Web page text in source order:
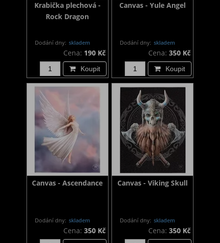
Krabička plechová -
Rock Dragon
Dodání dny: skladem
Cena: 190 Kč
Koupit
Canvas - Yule Angel
Dodání dny: skladem
Cena: 350 Kč
Koupit
Canvas - Ascendance
Dodání dny: skladem
Cena: 350 Kč
Canvas - Viking Skull
Dodání dny: skladem
Cena: 350 Kč